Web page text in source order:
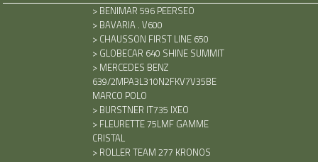
> BENIMAR 596 PEERSEO
> BAVARIA . V600
> CHAUSSON FIRST LINE 650
> GLOBECAR 640 SHINE SUMMIT
> MERCEDES BENZ
639/2MPA3L310N2FKV7V35BE
MARCO POLO
> BURSTNER IT735 IXEO
> FLEURETTE 75LMF GAMME
CRISTAL
> ROLLER TEAM 277 KRONOS